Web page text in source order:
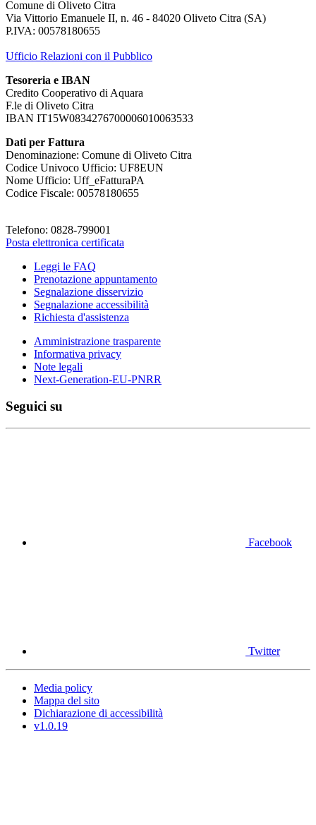
Comune di Oliveto Citra
Via Vittorio Emanuele II, n. 46 - 84020 Oliveto Citra (SA)
P.IVA: 00578180655
Ufficio Relazioni con il Pubblico
Tesoreria e IBAN
Credito Cooperativo di Aquara
F.le di Oliveto Citra
IBAN IT15W0834276700006010063533
Dati per Fattura
Denominazione: Comune di Oliveto Citra
Codice Univoco Ufficio: UF8EUN
Nome Ufficio: Uff_eFatturaPA
Codice Fiscale: 00578180655
Telefono: 0828-799001
Posta elettronica certificata
Leggi le FAQ
Prenotazione appuntamento
Segnalazione disservizio
Segnalazione accessibilità
Richiesta d'assistenza
Amministrazione trasparente
Informativa privacy
Note legali
Next-Generation-EU-PNRR
Seguici su
Facebook
Twitter
Media policy
Mappa del sito
Dichiarazione di accessibilità
v1.0.19